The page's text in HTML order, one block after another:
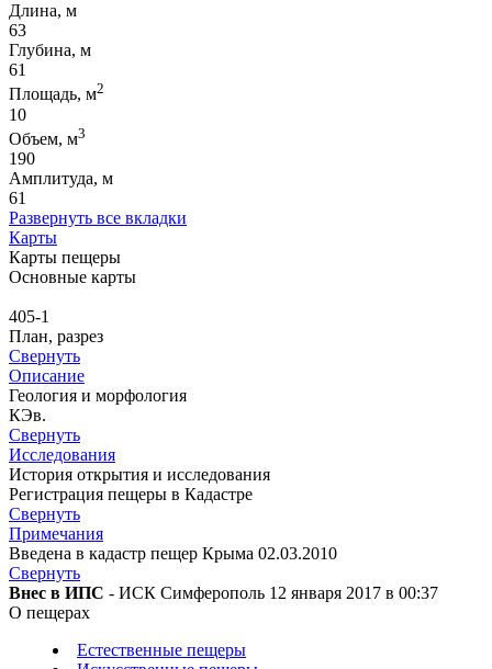
Длина, м
63
Глубина, м
61
Площадь, м2
10
Объем, м3
190
Амплитуда, м
61
Развернуть все вкладки
Карты
Карты пещеры
Основные карты
405-1
План, разрез
Свернуть
Описание
Геология и морфология
КЭв.
Свернуть
Исследования
История открытия и исследования
Регистрация пещеры в Кадастре
Свернуть
Примечания
Введена в кадастр пещер Крыма 02.03.2010
Свернуть
Внес в ИПС - ИСК Симферополь 12 января 2017 в 00:37
О пещерах
Естественные пещеры